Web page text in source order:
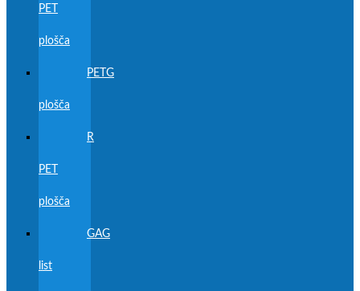
PET
plošča
PETG
plošča
R
PET
plošča
GAG
list